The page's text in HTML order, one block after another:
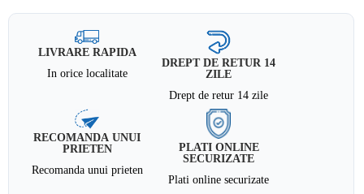
LIVRARE RAPIDA
In orice localitate
DREPT DE RETUR 14
ZILE
Drept de retur 14 zile
RECOMANDA UNUI
PRIETEN
Recomanda unui prieten
PLATI ONLINE
SECURIZATE
Plati online securizate